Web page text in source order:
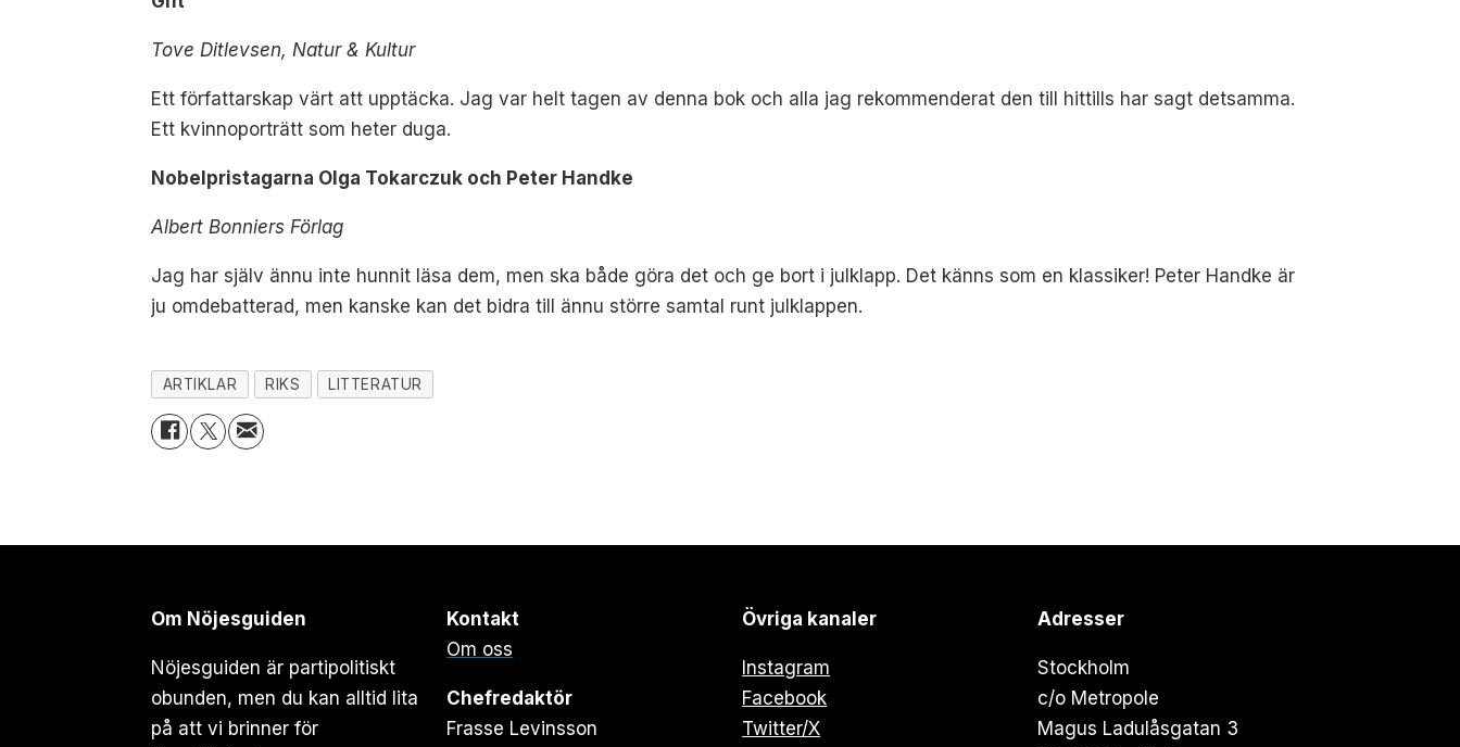
Tove Ditlevsen, Natur & Kultur
Ett författarskap värt att upptäcka. Jag var helt tagen av denna bok och alla jag rekommenderat den till hittills har sagt detsamma.
Ett kvinnoporträtt som heter duga.
Nobelpristagarna Olga Tokarczuk och Peter Handke
Albert Bonniers Förlag
Jag har själv ännu inte hunnit läsa dem, men ska både göra det och ge bort i julklapp. Det känns som en klassiker! Peter Handke är
ju omdebatterad, men kanske kan det bidra till ännu större samtal runt julklappen.
ARTIKLAR RIKS LITTERATUR
Om Nöjesguiden
Nöjesguiden är partipolitiskt
obunden, men du kan alltid lita
på att vi brinner för
Kontakt
Om oss
Chefredaktör
Frasse Levinsson
Övriga kanaler
Instagram
Facebook
Twitter/X
Adresser
Stockholm
c/o Metropole
Magus Ladulåsgatan 3